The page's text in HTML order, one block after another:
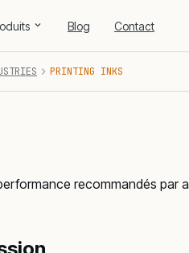
Blog Contact
PRINTING INKS
recommandés par